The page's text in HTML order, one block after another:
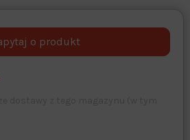
Maks. 250 znaków